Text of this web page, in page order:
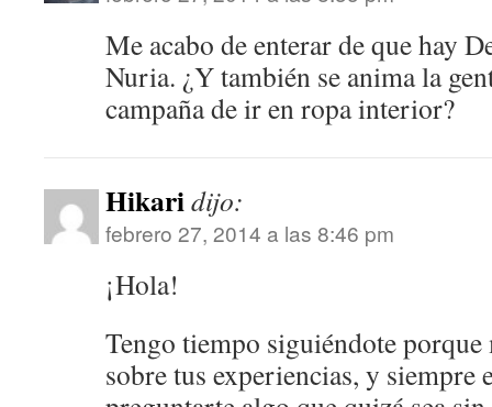
Me acabo de enterar de que hay
Nuria. ¿Y también se anima la
campaña de ir en ropa interior?
Hikaridijo:
febrero 27, 2014 a las 8:46 pm
¡Hola!
Tengo tiempo siguiéndote porque
sobre tus experiencias, y siempre